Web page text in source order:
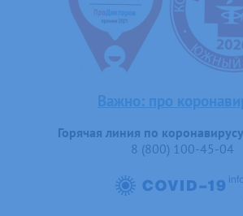
Важно: про
Горячая линия по
8 (800) 100-45-04